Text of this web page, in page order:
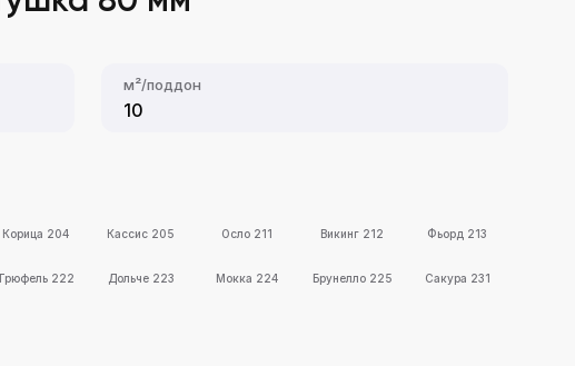
м²/поддон
10
Корица 204 Кассис 205 Осло 211 Викинг 212 Фьорд 213
222 Дольче 223 Мокка 224 Брунелло 225 Сакура 231